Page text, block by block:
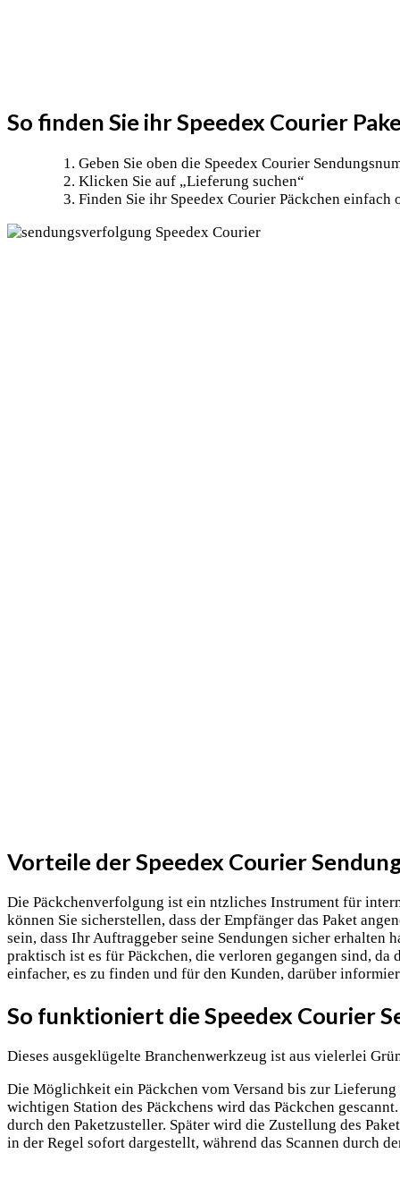
So finden Sie ihr Speedex Courier
Geben Sie oben die Speedex Courier
Klicken Sie auf „Lieferung suchen“
Finden Sie ihr Speedex Courier Päckchen einfach
Vorteile der Speedex Courier
Die Päckchenverfolgung ist ein ntzliches Instrument für
können Sie sicherstellen, dass der Empfänger das Paket
sein, dass Ihr Auftraggeber seine Sendungen sicher
praktisch ist es für Päckchen, die verloren gegangen sind,
einfacher, es zu finden und für den Kunden, darüber
So funktioniert die Speedex Courier
Dieses ausgeklügelte Branchenwerkzeug ist aus vielerlei
Die Möglichkeit ein Päckchen vom Versand bis zur
wichtigen Station des Päckchens wird das Päckchen
durch den Paketzusteller. Später wird die Zustellung des
in der Regel sofort dargestellt, während das Scannen durch